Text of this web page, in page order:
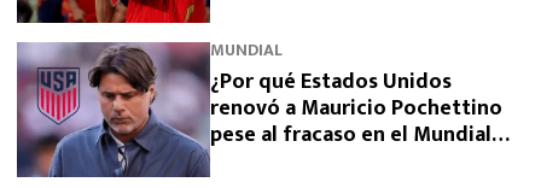
MUNDIAL
¿Por qué Estados Unidos
renovó a Mauricio Pochettino
pese al fracaso en el Mundial